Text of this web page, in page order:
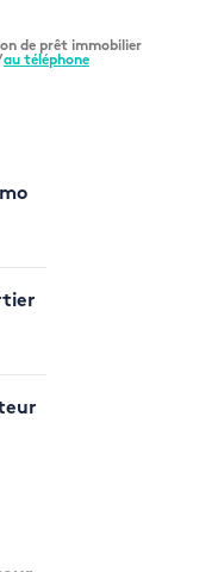
de prêt immobilier
au téléphone